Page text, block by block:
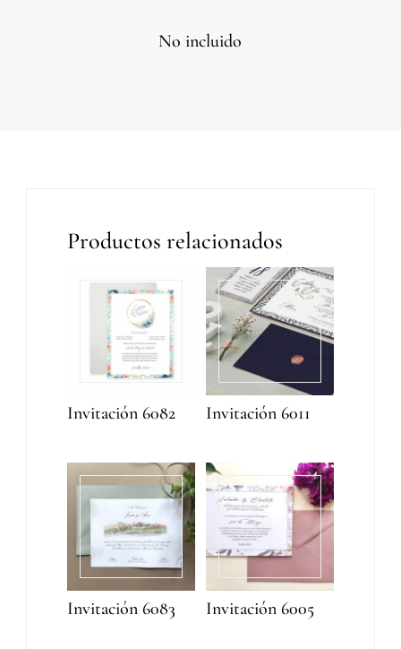
No incluido
Productos relacionados
Invitación 6082 Invitación 6011
Invitación 6083 Invitación 6005